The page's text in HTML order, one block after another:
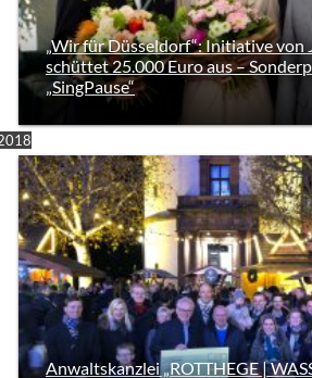
„Wir für Düsseldorf“: Initiative von
schüttet 25.000 Euro aus –
„SingPause“
Anwaltskanzlei „ROTTHEGE |